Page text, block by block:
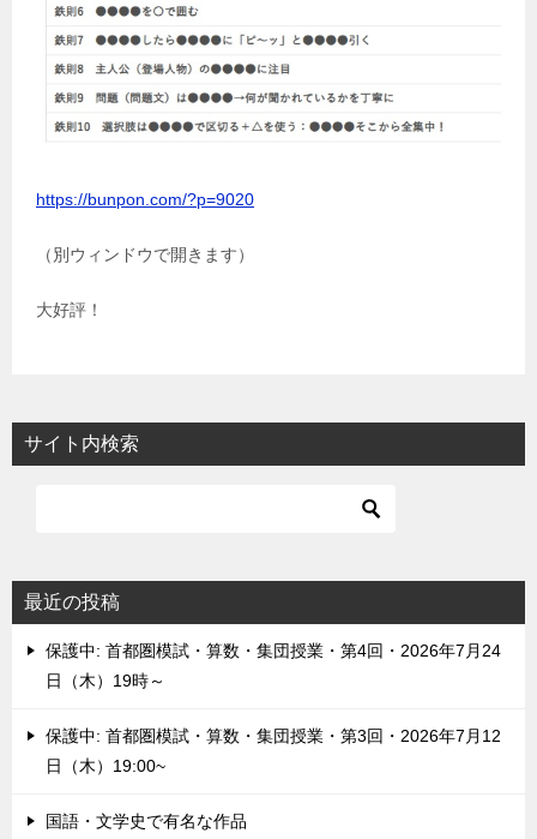
https://bunpon.com/?p=9020
（別ウィンドウで開きます）
大好評！
サイト内検索
最近の投稿
保護中: 首都圏模試・算数・集団授業・第4回・2026年7月24
日（木）19時～
保護中: 首都圏模試・算数・集団授業・第3回・2026年7月12
日（木）19:00~
国語・文学史で有名な作品